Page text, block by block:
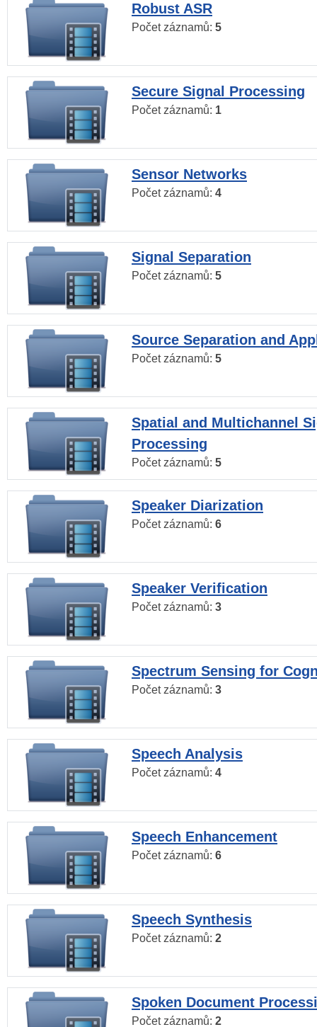
Robust ASR
Počet záznamů: 5
Secure Signal Processing
Počet záznamů: 1
Sensor Networks
Počet záznamů: 4
Signal Separation
Počet záznamů: 5
Source Separation and
Počet záznamů: 5
Spatial and Multichannel
Processing
Počet záznamů: 5
Speaker Diarization
Počet záznamů: 6
Speaker Verification
Počet záznamů: 3
Spectrum Sensing for
Počet záznamů: 3
Speech Analysis
Počet záznamů: 4
Speech Enhancement
Počet záznamů: 6
Speech Synthesis
Počet záznamů: 2
Spoken Document
Počet záznamů: 2